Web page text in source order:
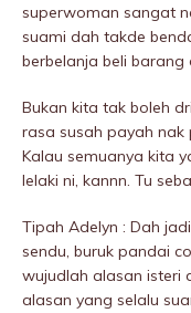
superwoman sangat
suami dah takde
berbelanja beli
Bukan kita tak boleh
rasa susah payah nak
Kalau semuanya kita
lelaki ni, kannn. Tu
Tipah Adelyn : Dah
sendu, buruk pandai
wujudlah alasan isteri
alasan yang selalu